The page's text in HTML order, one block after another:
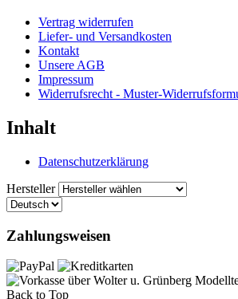
Vertrag widerrufen
Liefer- und Versandkosten
Kontakt
Unsere AGB
Impressum
Widerrufsrecht - Muster-
Inhalt
Datenschutzerklärung
Hersteller
Zahlungsweisen
Back to Top